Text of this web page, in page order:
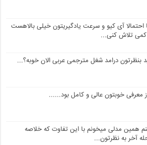
آی کیو و سرعت یادگیریتون خیلی بالاهست
تلاش کنی...
معرفی خوبتون عالی و کامل بود......
همین مدلی میخونم با این تفاوت که خلاصه
آخر به نظرتون...